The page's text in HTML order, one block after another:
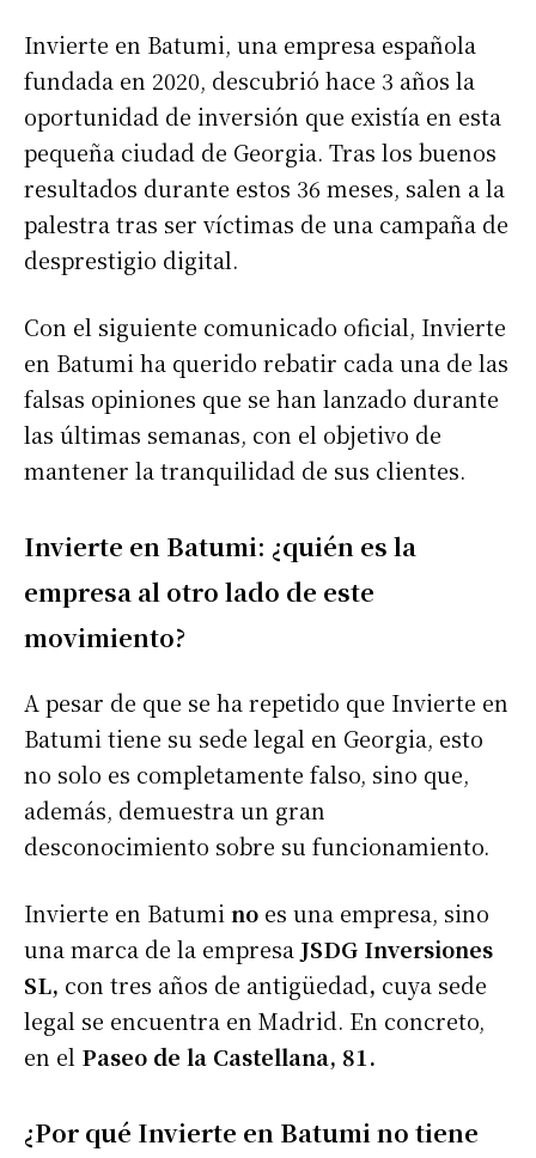
Invierte en Batumi, una empresa española
fundada en 2020, descubrió hace 3 años la
oportunidad de inversión que existía en esta
pequeña ciudad de Georgia. Tras los buenos
resultados durante estos 36 meses, salen a la
palestra tras ser víctimas de una campaña de
desprestigio digital.
Con el siguiente comunicado oficial, Invierte
en Batumi ha querido rebatir cada una de las
falsas opiniones que se han lanzado durante
las últimas semanas, con el objetivo de
mantener la tranquilidad de sus clientes.
Invierte en Batumi: ¿quién es la
empresa al otro lado de este
movimiento?
A pesar de que se ha repetido que Invierte en
Batumi tiene su sede legal en Georgia, esto
no solo es completamente falso, sino que,
además, demuestra un gran
desconocimiento sobre su funcionamiento.
Invierte en Batumi no es una empresa, sino
una marca de la empresa JSDG Inversiones
SL, con tres años de antigüedad, cuya sede
legal se encuentra en Madrid. En concreto,
en el Paseo de la Castellana, 81.
¿Por qué Invierte en Batumi no tiene